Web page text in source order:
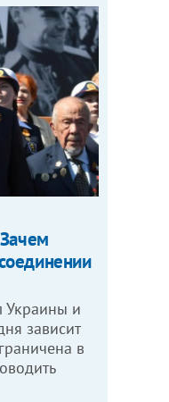
Украины и
зависит
в